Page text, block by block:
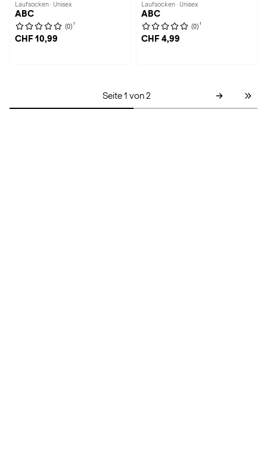
Laufsocken · Unisex
ABC
(0) 1
CHF 10,99
Laufsocken · Unisex
ABC
(0) 1
CHF 4,99
Seite 1 von 2